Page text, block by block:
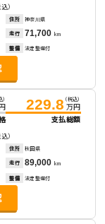
）
住所 神奈川県
走行 71,700 km
整備 法定整備付
） 229.8 （税込）
万円
支払総額
）
住所 秋田県
走行 89,000 km
整備 法定整備付